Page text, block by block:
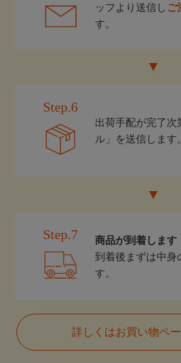
ッフより送信し ご
す。
Step.6
出荷手配が完了次
ル」を送信します。
Step.7
商品が到着します
到着後まずは中身
す。
詳しくはお買い物ペ